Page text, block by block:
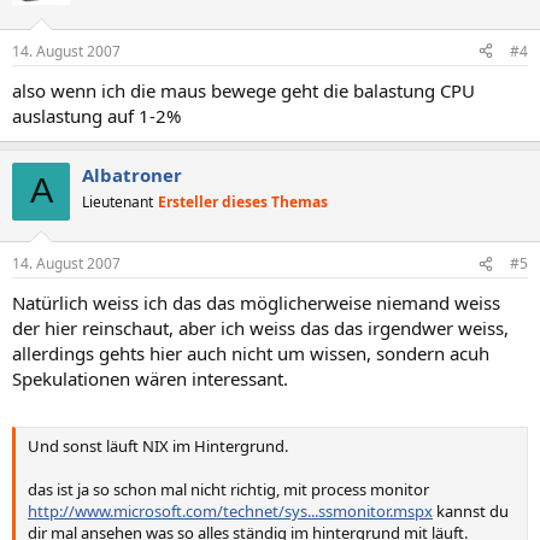
14. August 2007 #4
also wenn ich die maus bewege geht die balastung CPU
auslastung auf 1-2%
A Albatroner
Lieutenant Ersteller dieses Themas
14. August 2007 #5
Natürlich weiss ich das das möglicherweise niemand weiss
der hier reinschaut, aber ich weiss das das irgendwer weiss,
allerdings gehts hier auch nicht um wissen, sondern acuh
Spekulationen wären interessant.
Und sonst läuft NIX im Hintergrund.
das ist ja so schon mal nicht richtig, mit process monitor
http://www.microsoft.com/technet/sys...ssmonitor.mspx kannst du
dir mal ansehen was so alles ständig im hintergrund mit läuft.